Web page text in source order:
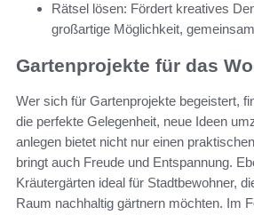
Rätsel lösen: Fördert kreatives
großartige Möglichkeit,
Gartenprojekte für das
Wer sich für Gartenprojekte begeistert,
die perfekte Gelegenheit, neue Ideen
anlegen bietet nicht nur einen
bringt auch Freude und Entspannung.
Kräutergärten ideal für Stadtbewohner,
Raum nachhaltig gärtnern möchten. Im